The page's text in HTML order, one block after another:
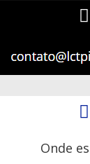


Onde